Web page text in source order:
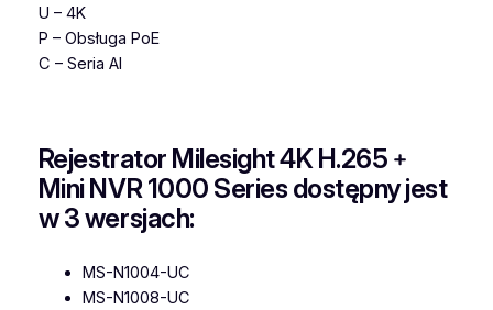
U – 4K
P – Obsługa PoE
C – Seria AI
Rejestrator Milesight 4K H.265﹢
Mini NVR 1000 Series dostępny jest
w 3 wersjach:
MS-N1004-UC
MS-N1008-UC